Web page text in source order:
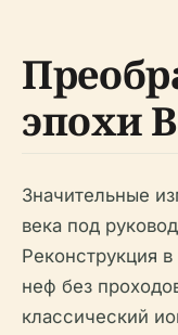
эпохи
Значительные
века под
Реконструкция
неф без
классический